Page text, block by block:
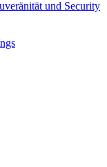
und Security